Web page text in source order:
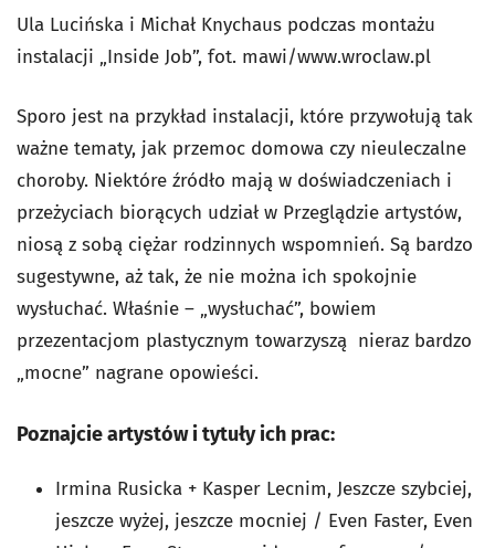
Ula Lucińska i Michał Knychaus podczas montażu
instalacji „Inside Job”, fot. mawi/www.wroclaw.pl
Sporo jest na przykład instalacji, które przywołują tak
ważne tematy, jak przemoc domowa czy nieuleczalne
choroby. Niektóre źródło mają w doświadczeniach i
przeżyciach biorących udział w Przeglądzie artystów,
niosą z sobą ciężar rodzinnych wspomnień. Są bardzo
sugestywne, aż tak, że nie można ich spokojnie
wysłuchać. Właśnie – „wysłuchać”, bowiem
przezentacjom plastycznym towarzyszą nieraz bardzo
„mocne” nagrane opowieści.
Poznajcie artystów i tytuły ich prac:
Irmina Rusicka + Kasper Lecnim, Jeszcze szybciej,
jeszcze wyżej, jeszcze mocniej / Even Faster, Even